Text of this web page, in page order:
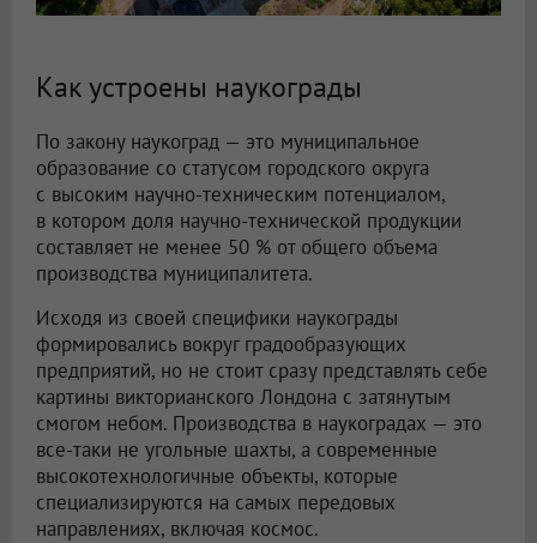
Как устроены наукограды
По закону наукоград — это муниципальное
образование со статусом городского округа
с высоким научно-техническим потенциалом,
в котором доля научно-технической продукции
составляет не менее 50 % от общего объема
производства муниципалитета.
Исходя из своей специфики наукограды
формировались вокруг градообразующих
предприятий, но не стоит сразу представлять себе
картины викторианского Лондона с затянутым
смогом небом. Производства в наукоградах — это
все-таки не угольные шахты, а современные
высокотехнологичные объекты, которые
специализируются на самых передовых
направлениях, включая космос.